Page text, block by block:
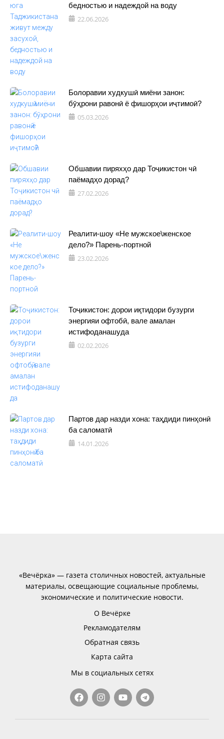
бедностью и надеждой на воду
22.06.2026
Болоравии худкушӣ миёни занон:
бӯҳрони равонӣ ё фишорҳои иҷтимоӣ?
05.03.2026
Обшавии пиряхҳо дар Тоҷикистон чӣ
паёмадҳо дорад?
27.02.2026
Реалити-шоу «Не мужское\женское
дело?» Парень-портной
23.02.2026
Тоҷикистон: дорои иқтидори бузурги
энергияи офтобӣ, вале амалан
истифоданашуда
02.02.2026
Партов дар назди хона: таҳдиди пинҳонӣ
ба саломатӣ
14.01.2026
«Вечёрка» — газета столичных новостей, актуальные
материалы, освещающие социальные проблемы,
экономические и политические новости.
О Вечёрке
Рекламодателям
Обратная связь
Карта сайта
Мы в социальных сетях